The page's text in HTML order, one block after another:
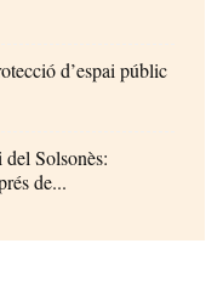
d’espai públic
del Solsonès:
de...